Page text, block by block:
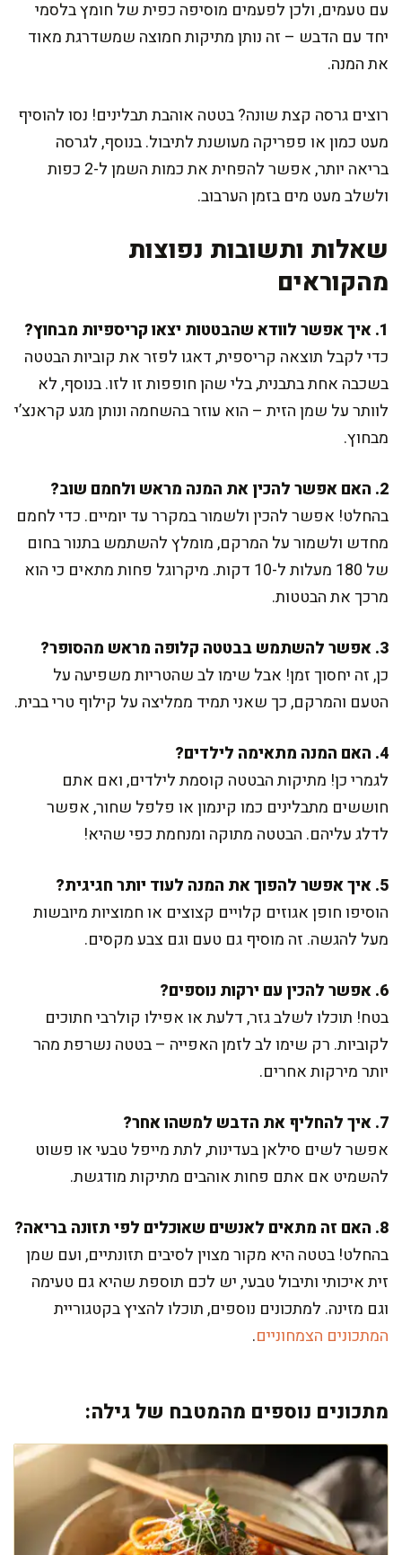
עם טעמים, ולכן לפעמים מוסיפה כפית של חומץ בלסמי
יחד עם הדבש – זה נותן מתיקות חמוצה שמשדרגת מאוד
את המנה.
רוצים גרסה קצת שונה? בטטה אוהבת תבלינים! נסו להוסיף
מעט כמון או פפריקה מעושנת לתיבול. בנוסף, לגרסה
בריאה יותר, אפשר להפחית את כמות השמן ל-2 כפות
ולשלב מעט מים בזמן הערבוב.
שאלות ותשובות נפוצות
מהקוראים
1. איך אפשר לוודא שהבטטות יצאו קריספיות מבחוץ?
כדי לקבל תוצאה קריספית, דאגו לפזר את קוביות הבטטה
בשכבה אחת בתבנית, בלי שהן חופפות זו לזו. בנוסף, לא
לוותר על שמן הזית – הוא עוזר בהשחמה ונותן מגע קראנצ’י
מבחוץ.
2. האם אפשר להכין את המנה מראש ולחמם שוב?
בהחלט! אפשר להכין ולשמור במקרר עד יומיים. כדי לחמם
מחדש ולשמור על המרקם, מומלץ להשתמש בתנור בחום
של 180 מעלות ל-10 דקות. מיקרוגל פחות מתאים כי הוא
מרכך את הבטטות.
3. אפשר להשתמש בבטטה קלופה מראש מהסופר?
כן, זה יחסוך זמן! אבל שימו לב שהטריות משפיעה על
הטעם והמרקם, כך שאני תמיד ממליצה על קילוף טרי בבית.
4. האם המנה מתאימה לילדים?
לגמרי כן! מתיקות הבטטה קוסמת לילדים, ואם אתם
חוששים מתבלינים כמו קינמון או פלפל שחור, אפשר
לדלג עליהם. הבטטה מתוקה ומנחמת כפי שהיא!
5. איך אפשר להפוך את המנה לעוד יותר חגיגית?
הוסיפו חופן אגוזים קלויים קצוצים או חמוציות מיובשות
מעל להגשה. זה מוסיף גם טעם וגם צבע מקסים.
6. אפשר להכין עם ירקות נוספים?
בטח! תוכלו לשלב גזר, דלעת או אפילו קולרבי חתוכים
לקוביות. רק שימו לב לזמן האפייה – בטטה נשרפת מהר
יותר מירקות אחרים.
7. איך להחליף את הדבש למשהו אחר?
אפשר לשים סילאן בעדינות, לתת מייפל טבעי או פשוט
להשמיט אם אתם פחות אוהבים מתיקות מודגשת.
8. האם זה מתאים לאנשים שאוכלים לפי תזונה בריאה?
בהחלט! בטטה היא מקור מצוין לסיבים תזונתיים, ועם שמן
זית איכותי ותיבול טבעי, יש לכם תוספת שהיא גם טעימה
וגם מזינה. למתכונים נוספים, תוכלו להציץ בקטגוריית
המתכונים הצמחוניים.
מתכונים נוספים מהמטבח של גילה: